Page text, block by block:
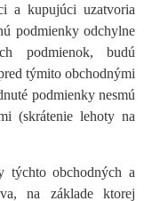
a kupujúci uzatvoria
podmienky odchylne
podmienok, budú
týmito obchodnými
podmienky nesmú
(skrátenie lehoty na
obchodných a
na základe ktorej